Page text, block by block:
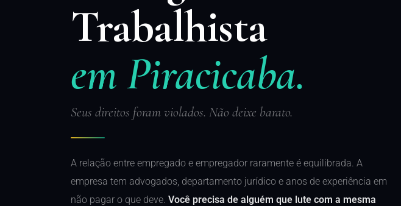
Trabalhista
em Piracicaba.
Seus direitos foram violados. Não deixe barato.
A relação entre empregado e empregador raramente é equilibrada. A
empresa tem advogados, departamento jurídico e anos de experiência em
não pagar o que deve. Você precisa de alguém que lute com a mesma